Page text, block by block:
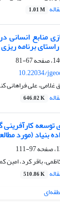
1.01 M
منابع انسانی
برنامه
67-81
10.22034/
غلامی، علی فراهانی
646.02 K
توسعه
بنیاد (مورد
97-111
باقر کرد، امین
510.86 K